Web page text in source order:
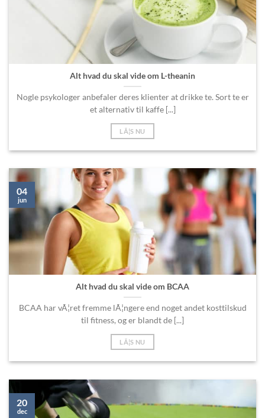
Alt hvad du skal vide om L-theanin
Nogle psykologer anbefaler deres klienter at drikke te. Sort te er
et alternativ til kaffe [...]
LÃ¦S NU
Alt hvad du skal vide om BCAA
BCAA har vÃ¦ret fremme lÃ¦ngere end noget andet kosttilskud
til fitness, og er blandt de [...]
LÃ¦S NU
04
jun
20
dec